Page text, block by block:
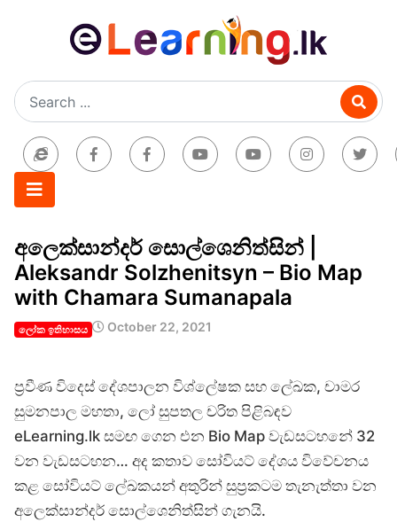
අලෙක්සාන්දර් සොල්ශෙනිත්සින් |
Aleksandr Solzhenitsyn – Bio Map
with Chamara Sumanapala
ලෝක ඉතිහාසය October 22, 2021
ප්‍රවීණ විදෙස් දේශපාලන විශ්ලේෂක සහ ලේඛක, චාමර
සුමනපාල මහතා, ලෝ සුපතල චරිත පිළිබඳව
eLearning.lk සමඟ ගෙන එන Bio Map වැඩසටහනේ 32
වන වැඩසටහන… අද කතාව සෝවියට් දේශය විවේචනය
කළ සෝවියට් ලේඛකයන් අතුරින් සුප්‍රකටම තැනැත්තා වන
අලෙක්සාන්දර් සොල්ශෙනිත්සින් ගැනයි.